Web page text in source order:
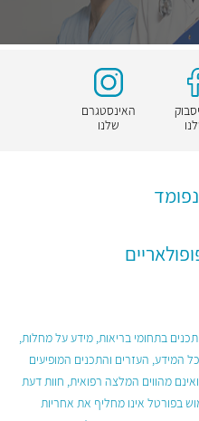
האינסטגרם
שלנו
בתחומי בריאות, מידע על מחלות,
המידע, העזרים והתכנים המופיעים
מהווים המלצה רפואית, חוות דעת
בפורטל אינו מחליף את אחריות